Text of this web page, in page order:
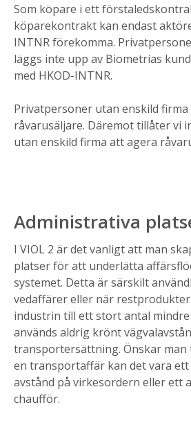
Som köpare i ett
köparekontrakt kan endast
INTNR förekomma.
läggs inte upp av Biometrias
med HKOD-INTNR.​
Privatpersoner utan enskild firma
råvarusäljare. Däremot tillåter vi
utan enskild firma att agera
Administrativa
I VIOL 2 är det vanligt att man
platser för att underlätta
systemet. Detta är särskilt
vedaffärer eller när
industrin till ett stort antal
används aldrig krönt
transportersättning. Önskar
en transportaffär kan det vara
avstånd på virkesordern eller ett
chaufför.